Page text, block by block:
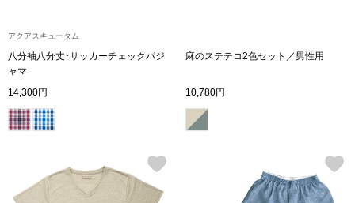
ルーム･アン
アクアスキュータム
八分袖八分丈･サッカーチェックパジ
ャマ
14,300円
麻のステテコ2色セット／男性用
10,780円